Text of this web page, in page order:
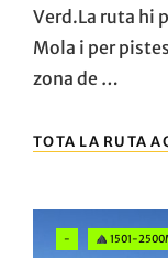
Verd.La ruta hi
Mola i per
zona de …
TOTA LA RUTA
Categories
- 1501-